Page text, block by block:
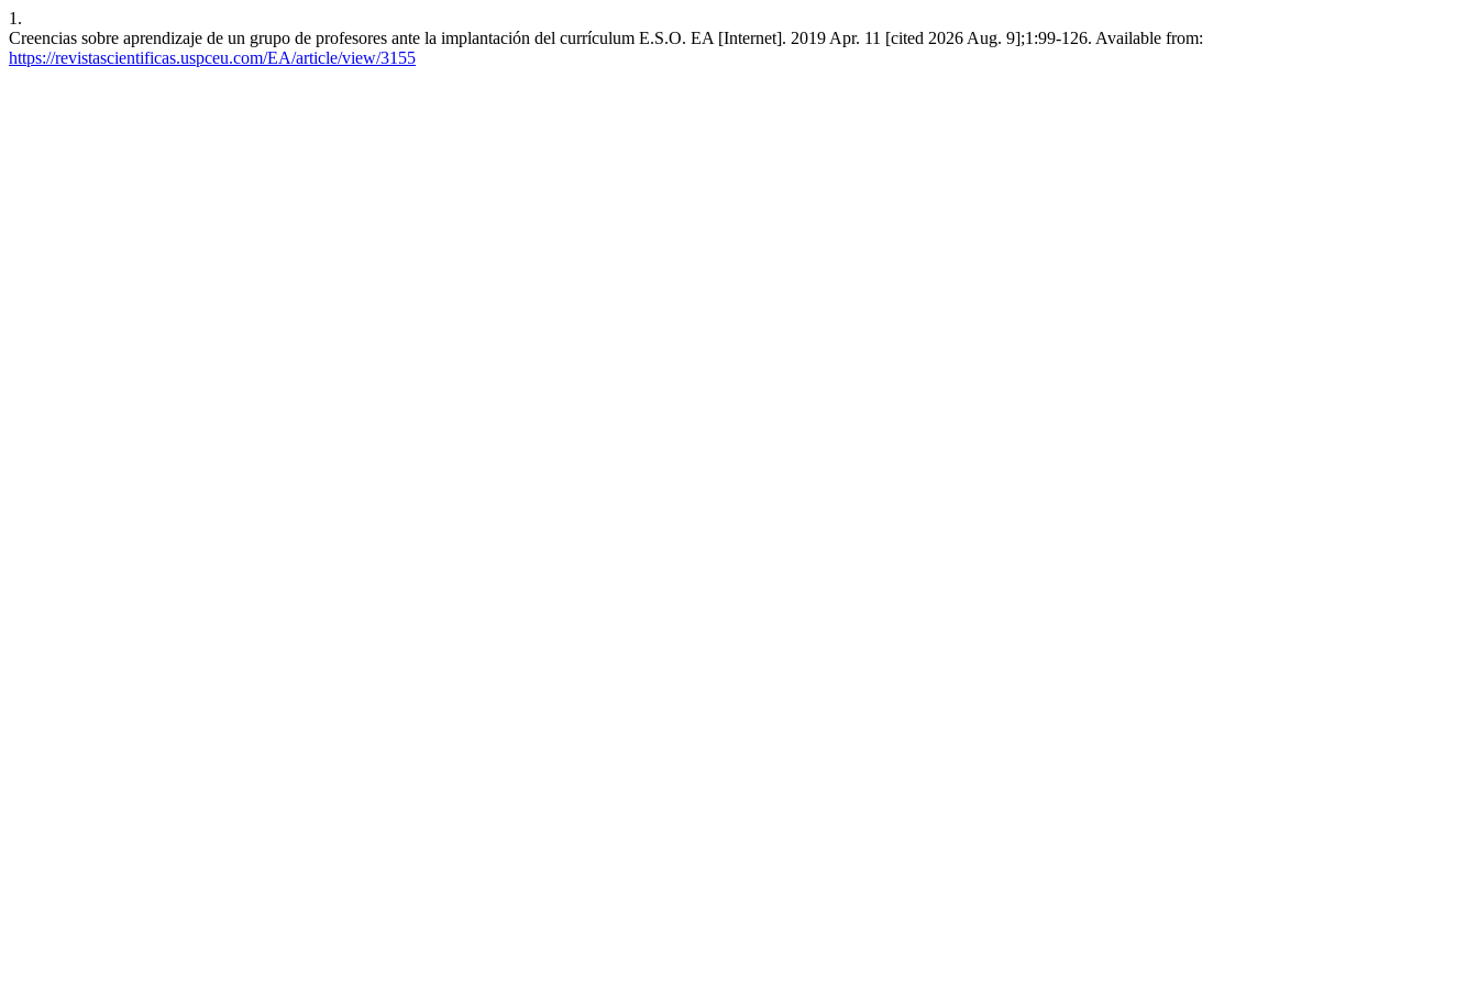
1.
Creencias sobre aprendizaje de un grupo de profesores ante la implantación del currículum E.S.O. EA [Internet]. 2019 Apr. 11 [cited 2026 Aug. 9];1:99-126. Available from:
https://revistascientificas.uspceu.com/EA/article/view/3155